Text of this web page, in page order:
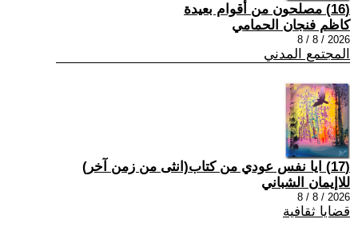
(16) مصلحون من أقوام بعيدة
كاظم فنجان الحمامي
2026 / 8 / 8
المجتمع المدني
(17) ايا نفس عودي من كتاب(انثى من زمن آخر)
للاإيمان الشباني
2026 / 8 / 8
قضايا ثقافية